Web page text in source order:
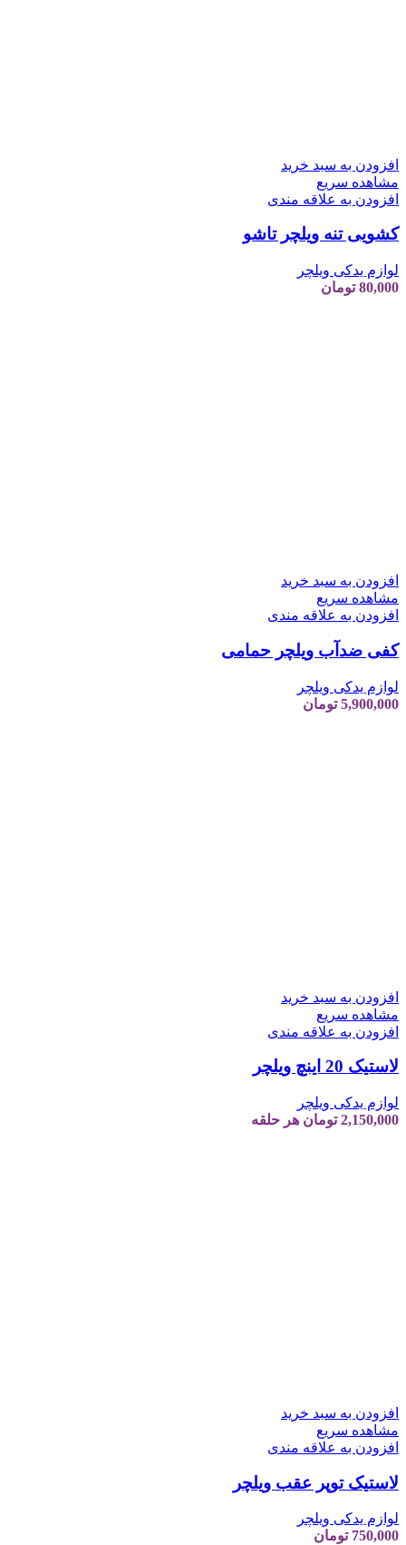
افزودن به سبد خرید
مشاهده سریع
افزودن به علاقه مندی
کشویی تنه ویلچر تاشو
لوازم یدکی ویلچر
80,000 تومان
افزودن به سبد خرید
مشاهده سریع
افزودن به علاقه مندی
کفی ضدآب ویلچر حمامی
لوازم یدکی ویلچر
5,900,000 تومان
افزودن به سبد خرید
مشاهده سریع
افزودن به علاقه مندی
لاستیک 20 اینچ ویلچر
لوازم یدکی ویلچر
2,150,000 تومان هر حلقه
افزودن به سبد خرید
مشاهده سریع
افزودن به علاقه مندی
لاستیک توپر عقب ویلچر
لوازم یدکی ویلچر
750,000 تومان